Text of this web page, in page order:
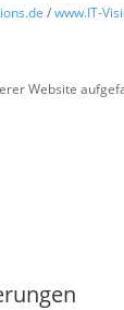
/www.IT-
Website